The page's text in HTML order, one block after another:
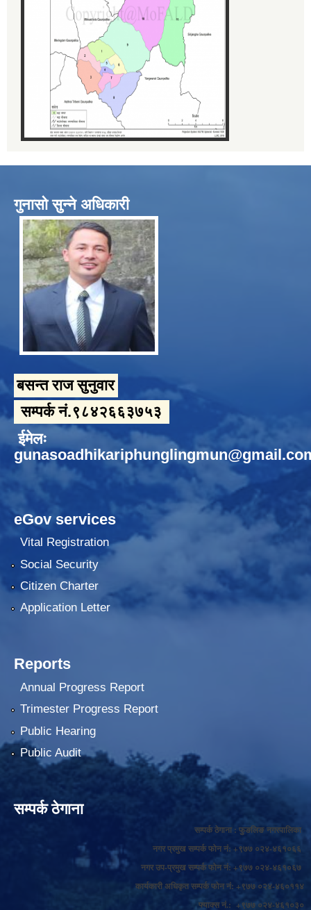
गुनासो सुन्ने अधिकारी
बसन्त राज सुनुवार
सम्पर्क नं.९८४२६६३७५३
ईमेलः
eGov services
Vital Registration
Social Security
Citizen Charter
Application Letter
Reports
Annual Progress Report
Trimester Progress Report
Public Hearing
Public Audit
सम्पर्क ठेगाना
सम्पर्क ठेगाना : फुङलिङ नगरपालिका
नगर प्रमुख सम्पर्क फोन नं: +९७७ ०२४-४६१०६६
नगर उप-प्रमुख सम्पर्क फोन नं: +९७७ ०२४-४६१०६७
कार्यकारी अधिकृत सम्पर्क फोन नं: +९७७ ०२४-४६०११४
फ्याक्स नं.: +९७७ ०२४-४६१०३०